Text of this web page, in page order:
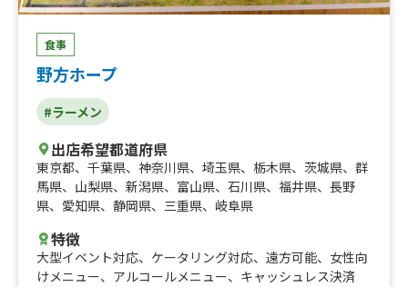
食事
野方ホープ
#ラーメン
出店希望都道府県
東京都、 千葉県、 神奈川県、 埼玉県、 栃木県、 茨城県、 群
馬県、 山梨県、 新潟県、 富山県、 石川県、 福井県、 長野
県、 愛知県、 静岡県、 三重県、 岐阜県
特徴
大型イベント対応、 ケータリング対応、 遠方可能、 女性向
けメニュー、 アルコールメニュー、 キャッシュレス決済